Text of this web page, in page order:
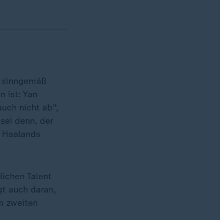
ist: Yan
nicht ab",
denn, der
Talent
auch daran,
zweiten